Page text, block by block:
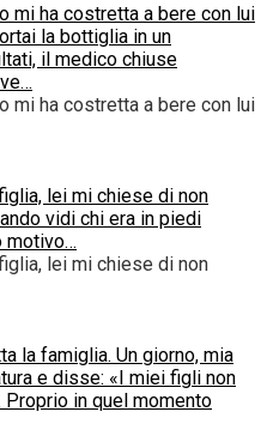
mi ha costretta a bere con lui
la bottiglia in un
il medico chiuse
mi ha costretta a bere con lui
lei mi chiese di non
vidi chi era in piedi
motivo…
lei mi chiese di non
la famiglia. Un giorno, mia
e disse: «I miei figli non
Proprio in quel momento